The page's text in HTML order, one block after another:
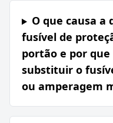
O que causa a
fusível de
portão e por que
substituir o
ou amperagem